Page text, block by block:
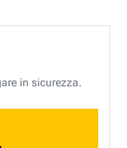
in sicurezza.